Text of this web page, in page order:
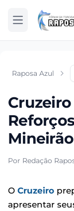
Abrir menu
Raposa Azul
Por Redação
O Cruzeiro
apresentar